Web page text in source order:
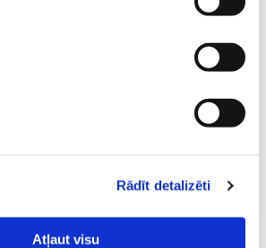
Rādīt detalizēti
Atļaut visu
100 vasaras dienas: 30.08.2016
100 vasaras dienas: 29.08.2016